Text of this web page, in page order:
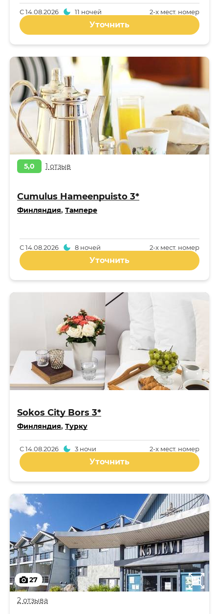
2-x мест. номер
С14.08.2026 11 ночей
Уточнить
5,0 1 отзыв
Cumulus Hameenpuisto 3*
Финляндия, Тампере
2-x мест. номер
С14.08.2026 8 ночей
Уточнить
Sokos City Bors 3*
Финляндия, Турку
2-x мест. номер
С14.08.2026 3 ночи
Уточнить
27
2 отзыва